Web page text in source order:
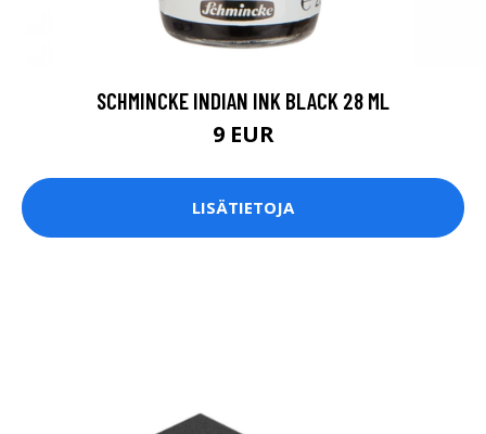
SCHMINCKE INDIAN INK BLACK 28 ML
9 EUR
LISÄTIETOJA